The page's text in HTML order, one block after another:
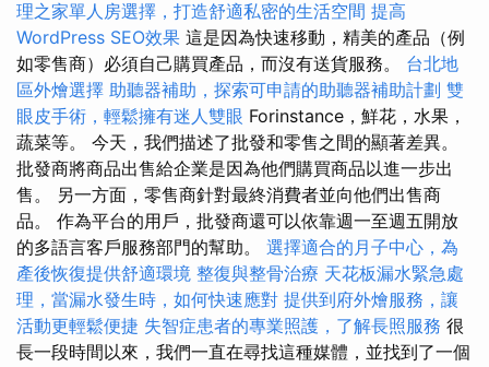
理之家單人房選擇，打造舒適私密的生活空間 提高
WordPress SEO效果 這是因為快速移動，精美的產品（例
如零售商）必須自己購買產品，而沒有送貨服務。 台北地
區外燴選擇 助聽器補助，探索可申請的助聽器補助計劃 雙
眼皮手術，輕鬆擁有迷人雙眼 Forinstance，鮮花，水果，
蔬菜等。 今天，我們描述了批發和零售之間的顯著差異。
批發商將商品出售給企業是因為他們購買商品以進一步出
售。 另一方面，零售商針對最終消費者並向他們出售商
品。 作為平台的用戶，批發商還可以依靠週一至週五開放
的多語言客戶服務部門的幫助。 選擇適合的月子中心，為
產後恢復提供舒適環境 整復與整骨治療 天花板漏水緊急處
理，當漏水發生時，如何快速應對 提供到府外燴服務，讓
活動更輕鬆便捷 失智症患者的專業照護，了解長照服務 很
長一段時間以來，我們一直在尋找這種媒體，並找到了一個